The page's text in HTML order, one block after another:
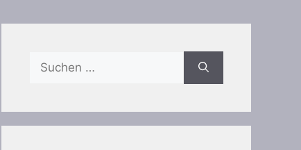
Suchen
nach: